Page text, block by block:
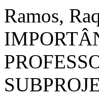
Ramos,